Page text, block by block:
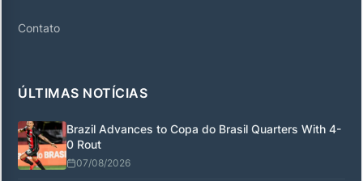
Contato
ÚLTIMAS NOTÍCIAS
Brazil Advances to Copa do Brasil Quarters With 4-
0 Rout
07/08/2026